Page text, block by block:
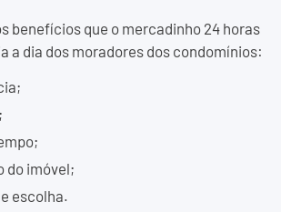
benefícios que o mercadinho 24 horas
a dia dos moradores dos condomínios:
do imóvel;
escolha.